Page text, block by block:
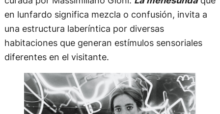
en lunfardo significa mezcla o confusión, invita a
una estructura laberíntica por diversas
habitaciones que generan estímulos sensoriales
diferentes en el visitante.